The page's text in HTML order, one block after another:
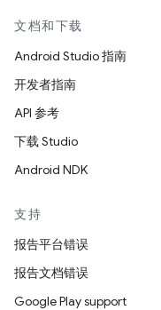
文档和下载
Android Studio 指南
开发者指南
API 参考
下载 Studio
Android NDK
支持
报告平台错误
报告文档错误
Google Play support